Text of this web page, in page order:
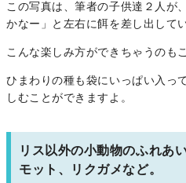
この写真は、筆者の子供達２人が
かなー」と左右に餌を差し出して
こんな楽しみ方ができちゃうのも
ひまわりの種も袋にいっぱい入っ
しむことができますよ。
リス以外の小動物のふれあ
モット、リクガメなど。